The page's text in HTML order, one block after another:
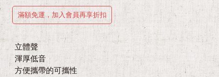
滿額免運，加入會員再享折扣
立體聲
渾厚低音
方便攜帶的可攜性